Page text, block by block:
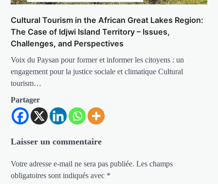
Cultural Tourism in the African Great Lakes Region:
The Case of Idjwi Island Territory – Issues,
Challenges, and Perspectives
Voix du Paysan pour former et informer les citoyens : un
engagement pour la justice sociale et climatique Cultural
tourism…
Partager
Laisser un commentaire
Votre adresse e-mail ne sera pas publiée. Les champs
obligatoires sont indiqués avec *